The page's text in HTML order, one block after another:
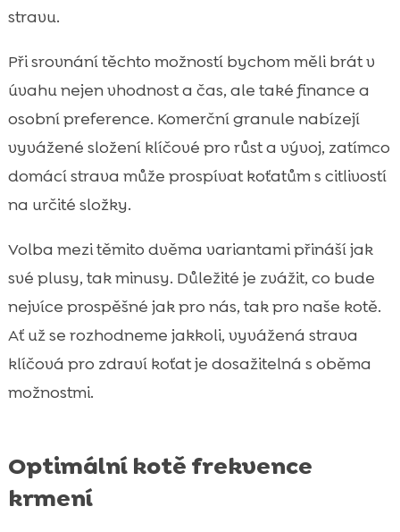
stravu.
Při srovnání těchto možností bychom měli brát v
úvahu nejen vhodnost a čas, ale také finance a
osobní preference. Komerční granule nabízejí
vyvážené složení klíčové pro růst a vývoj, zatímco
domácí strava může prospívat koťatům s citlivostí
na určité složky.
Volba mezi těmito dvěma variantami přináší jak
své plusy, tak minusy. Důležité je zvážit, co bude
nejvíce prospěšné jak pro nás, tak pro naše kotě.
Ať už se rozhodneme jakkoli, vyvážená strava
klíčová pro zdraví koťat je dosažitelná s oběma
možnostmi.
Optimální kotě frekvence
krmení